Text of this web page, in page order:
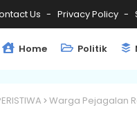
Us Privacy Policy
Home Politik
Warga Pejagalan